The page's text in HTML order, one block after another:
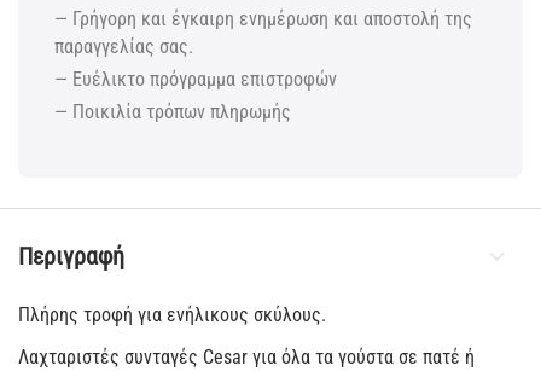
— Γρήγορη και έγκαιρη ενημέρωση και αποστολή της
παραγγελίας σας.
— Ευέλικτο πρόγραμμα επιστροφών
— Ποικιλία τρόπων πληρωμής
Περιγραφή
Πλήρης τροφή για ενήλικους σκύλους.
Λαχταριστές συνταγές Cesar για όλα τα γούστα σε πατέ ή